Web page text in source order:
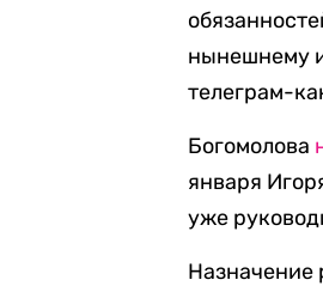
нынешнему
телеграм-
Богомолова
января
уже
Назначение